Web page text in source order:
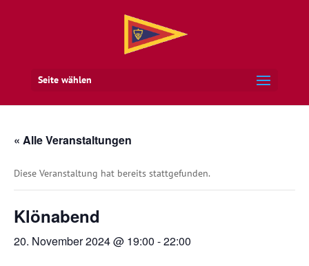
Seite wählen
« Alle Veranstaltungen
Diese Veranstaltung hat bereits stattgefunden.
Klönabend
20. November 2024 @ 19:00 -22:00